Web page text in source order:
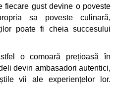
fiecare gust devine o poveste
sa poveste culinară,
poate fi cheia succesului
o comoară prețioasă în
devin ambasadori autentici,
vii ale experiențelor lor.